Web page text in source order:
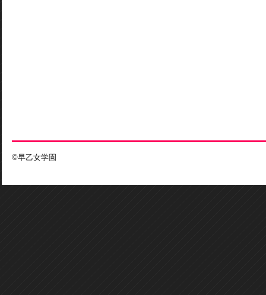
©早乙女学園